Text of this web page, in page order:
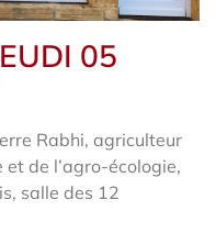
05
Rabhi, agriculteur
de l’agro-écologie,
salle des 12